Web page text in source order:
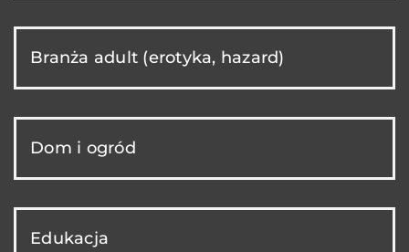
Branża adult (erotyka, hazard)
Dom i ogród
Edukacja